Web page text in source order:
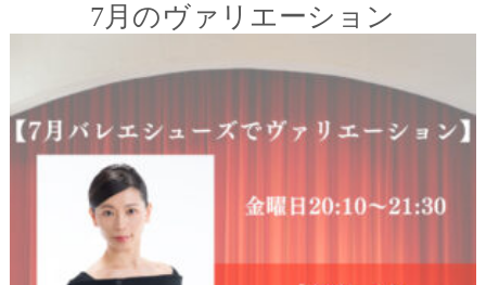
7月のヴァリエーション